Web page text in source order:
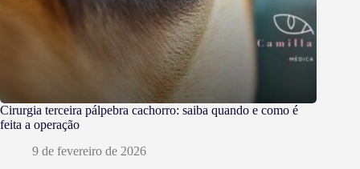
Cirurgia terceira pálpebra cachorro: saiba quando e como é
feita a operação
9 de fevereiro de 2026